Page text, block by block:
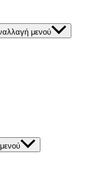
μενού